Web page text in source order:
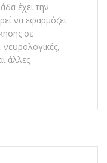
έχει την
να εφαρμόζει
σε
νευρολογικές,
άλλες